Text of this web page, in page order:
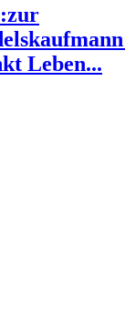
Leben...